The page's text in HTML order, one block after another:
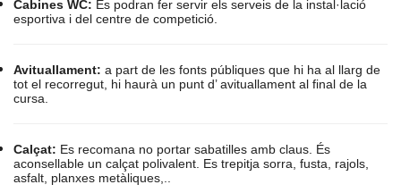
Cabines WC: Es podran fer servir els serveis de la instal·lació
esportiva i del centre de competició.
Avituallament: a part de les fonts públiques que hi ha al llarg de
tot el recorregut, hi haurà un punt d’ avituallament al final de la
cursa.
Calçat: Es recomana no portar sabatilles amb claus. És
aconsellable un calçat polivalent. Es trepitja sorra, fusta, rajols,
asfalt, planxes metàliques,..